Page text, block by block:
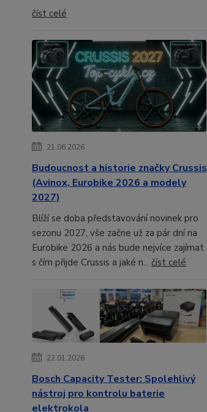
číst celé
21.06.2026
Budoucnost a historie značky Crussis
(Avinox, Eurobike 2026 a modely
2027)
Blíží se doba představování novinek pro
sezonu 2027, vše začne už za pár dní na
Eurobike 2026 a nás bude nejvíce zajímat
s čím přijde Crussis a jaké n... číst celé
22.01.2026
Bosch Capacity Tester: Spolehlivý
nástroj pro kontrolu baterie
elektrokola